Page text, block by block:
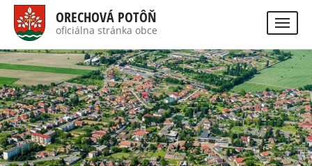
na
obsah
ORECHOVÁ POTÔŇ
oficiálna stránka obce
site
version
Hladať